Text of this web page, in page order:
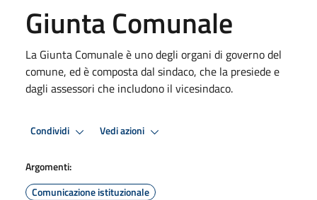
Giunta Comunale
La Giunta Comunale è uno degli organi di governo del
comune, ed è composta dal sindaco, che la presiede e
dagli assessori che includono il vicesindaco.
Condividi Vedi azioni
Argomenti:
Comunicazione istituzionale